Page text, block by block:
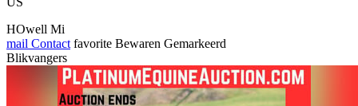
HOwell Mi
mail Contact favorite Bewaren Gemarkeerd
Blikvangers